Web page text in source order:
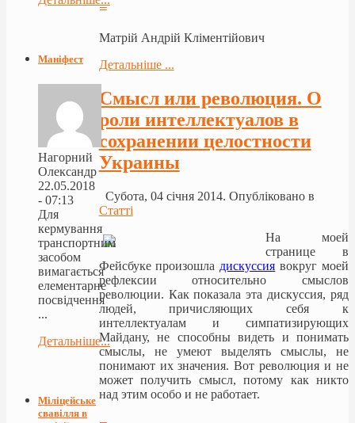
≡
Матрій Андрій Кліментійович
Детальніше ...
Смысл или революция. О
роли интеллектуалов в
сохранении целостности
Украины
Субота, 04 січня 2014. Опубліковано в
Статті
На моей
странице в
Фейсбуке произошла дискуссия вокруг моей
рефлексии относительно смыслов
революции. Как показала эта дискуссия, ряд
людей, причисляющих себя к
интеллектуалам и симпатизирующих
Майдану, не способны видеть и понимать
смыслы, не умеют выделять смыслы, не
понимают их значения. Вот революция и не
может получить смысл, потому как никто
над этим особо и не работает.
Маніфест
Нагорний
Олександр
22.05.2018
- 07:13
Для
кермування
транспортним
засобом
вимагається
елементарне
посвідчення
...
Детальніше...
Міліцейське
свавілля в